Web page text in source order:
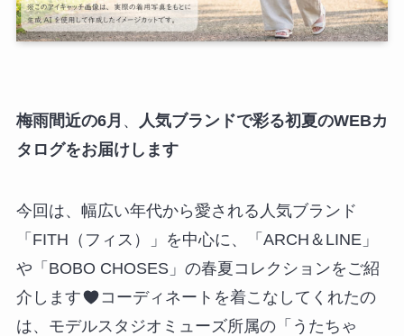
梅雨間近の6月 、
人気ブランドで彩る初夏のWEBカ
タログをお届けします
今回は、幅広い年代から愛される人気ブランド
「FITH（フィス）」を中心に、「ARCH＆LINE」
や「BOBO CHOSES」の春夏コレクションをご紹
介します
コーディネートを着こなしてくれたの
は、モデルスタジオミューズ所属の「うたちゃ